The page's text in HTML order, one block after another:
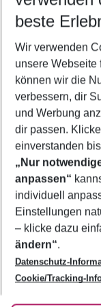
2 Erwachsene
Footer
Footer navigation
Über uns
AGB
Bestpreisgarantie
Cookie-
Cookie-Richtlinie
Agenturbetreuung
Barrierefreies
Folge uns
beste
Wir verwenden
unsere Webseite
können wir die
verbessern, dir
und Werbung
dir passen.
einverstanden
„Nur
anpassen“
individuell
Einstellungen
– klicke dazu
ändern“.
Datenschutz-
Cookie/Tracking-